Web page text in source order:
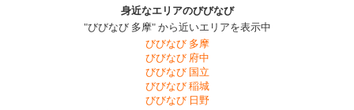
身近なエリアのびびなび
"びびなび 多摩" から近いエリアを表示中
びびなび 多摩
びびなび 府中
びびなび 国立
びびなび 稲城
びびなび 日野